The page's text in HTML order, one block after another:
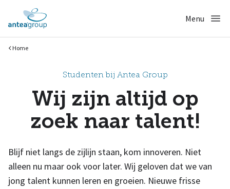
Home
Studenten bij Antea Group
Wij zijn altijd op
zoek naar talent!
Blijf niet langs de zijlijn staan, kom innoveren. Niet
alleen nu maar ook voor later. Wij geloven dat we van
jong talent kunnen leren en groeien. Nieuwe frisse